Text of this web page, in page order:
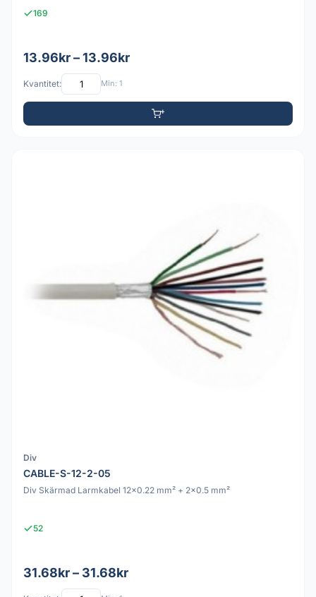
169
13.96kr – 13.96kr
Kvantitet: Min: 1
Div
CABLE-S-12-2-05
Div Skärmad Larmkabel 12x0.22 mm² + 2x0.5 mm²
52
31.68kr – 31.68kr